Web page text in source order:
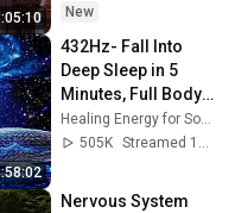
Concentration
New
432Hz- Fall Into
Deep Sleep in 5
Minutes, Full Body
Detox, Remove All
Negative
Healing Energy for Soul
505K
Streamed 1mo ago
Nervous System